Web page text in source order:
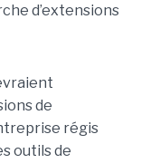
d’extensions
de
régis
outils de